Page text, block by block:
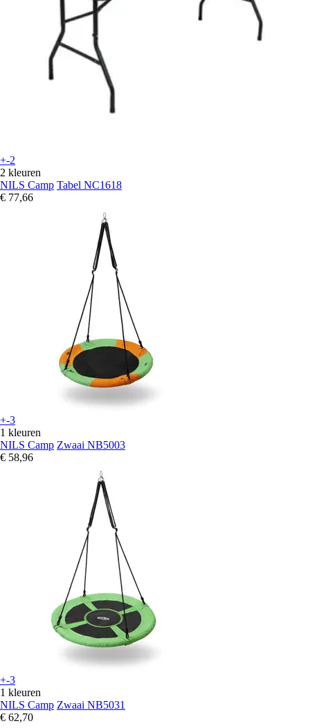
+-2
2 kleuren
NILS Camp Tabel NC1618
€ 77,66
+-3
1 kleuren
NILS Camp Zwaai NB5003
€ 58,96
+-3
1 kleuren
NILS Camp Zwaai NB5031
€ 62,70